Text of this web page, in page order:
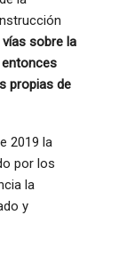
sobre la
propias de
2019 la
por los
la
y